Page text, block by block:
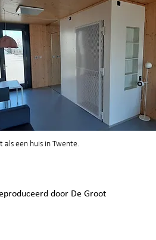
als een huis in Twente.
door De Groot